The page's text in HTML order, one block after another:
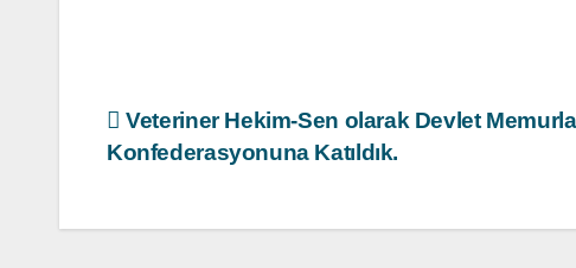
Yazı
gezinmesi
Veteriner Hekim-Sen olarak Devlet
Konfederasyonuna Katıldık.